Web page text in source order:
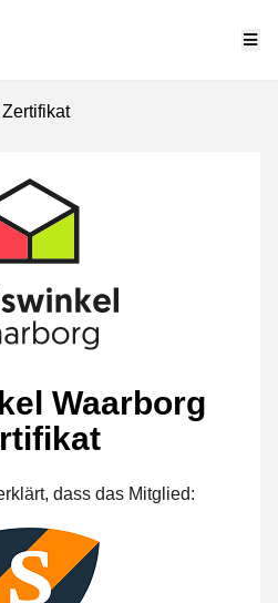
Zertifikat
Waarborg
dass das Mitglied: